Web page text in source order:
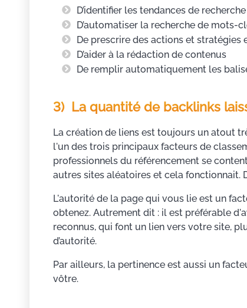
D’identifier les tendances de
D’automatiser la recherche de mots-
De prescrire des actions et
D’aider à la rédaction de contenus
De remplir automatiquement les
3) La quantité de backlinks
La création de liens est toujours un atout
l'un des trois principaux facteurs de
professionnels du référencement se
autres sites aléatoires et cela
L'autorité de la page qui vous lie est un
obtenez. Autrement dit : il est préférable
reconnus, qui font un lien vers votre site,
d’autorité.
Par ailleurs, la pertinence est aussi un
vôtre.